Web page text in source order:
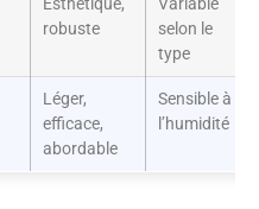
Esthétique,
robuste
Variable
selon le
type
Léger,
efficace,
abordable
Sensible à
l’humidité